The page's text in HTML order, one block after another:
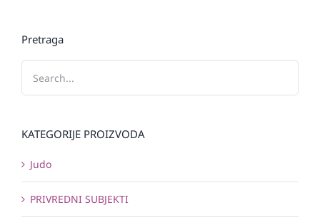
Pretraga
KATEGORIJE PROIZVODA
Judo
PRIVREDNI SUBJEKTI